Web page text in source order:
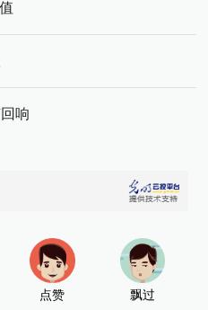
响
点赞 飘过